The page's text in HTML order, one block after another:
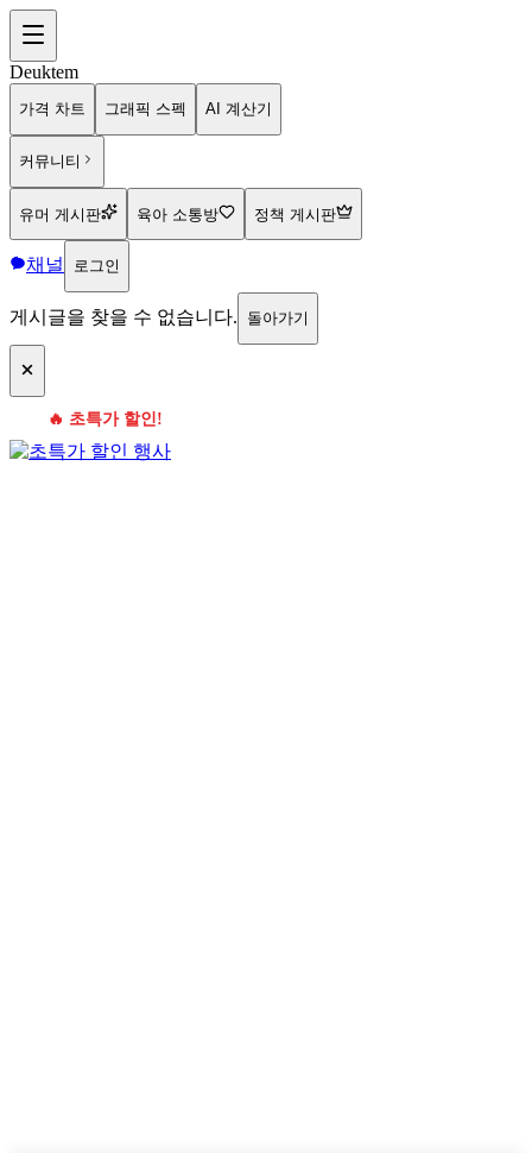
Deuktem
가격 차트 그래픽 스펙 AI 계산기
커뮤니티
유머 게시판 육아 소통방 정책 게시판
채널 로그인
게시글을 찾을 수 없습니다. 돌아가기
🔥 초특가 할인!